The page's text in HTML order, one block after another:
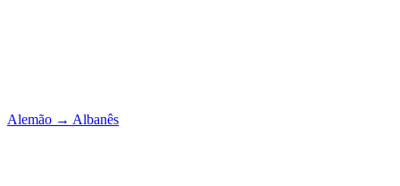
Alemão → Albanês